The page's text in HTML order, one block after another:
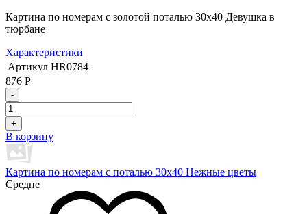
Картина по номерам с золотой поталью 30х40 Девушка в
тюрбане
Характеристики
Артикул HR0784
876 Р
-
+
В корзину
Картина по номерам с поталью 30х40 Нежные цветы
Средне